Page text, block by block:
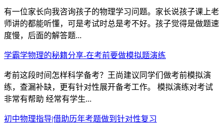
有一位家长向我咨询孩子的物理学习问题。家长说孩子课上老
师讲的都能听懂，可是考试时总是考不好。孩子觉得是做题速
度慢，后面的解答题...
学霸学物理的秘籍分享-在考前要做模拟题演练
考前这段时间怎样科学备考？王尚建议同学们做考前模拟演
练，查漏补缺，更有针对性展开备考工作。 模拟演练对考试
非常有帮助 经常有学生...
初中物理指导|借助历年考题做到针对性复习